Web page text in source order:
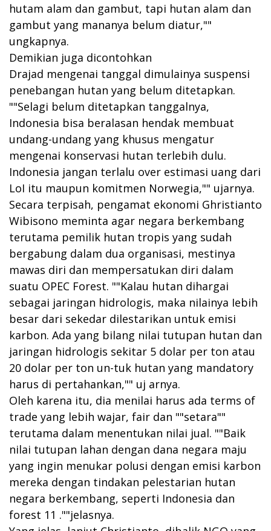
hutam alam dan gambut, tapi hutan alam dan
gambut yang mananya belum diatur,""
ungkapnya.
Demikian juga dicontohkan
Drajad mengenai tanggal dimulainya suspensi
penebangan hutan yang belum ditetapkan.
""Selagi belum ditetapkan tanggalnya,
Indonesia bisa beralasan hendak membuat
undang-undang yang khusus mengatur
mengenai konservasi hutan terlebih dulu.
Indonesia jangan terlalu over estimasi uang dari
LoI itu maupun komitmen Norwegia,"" ujarnya.
Secara terpisah, pengamat ekonomi Ghristianto
Wibisono meminta agar negara berkembang
terutama pemilik hutan tropis yang sudah
bergabung dalam dua organisasi, mestinya
mawas diri dan mempersatukan diri dalam
suatu OPEC Forest. ""Kalau hutan dihargai
sebagai jaringan hidrologis, maka nilainya Iebih
besar dari sekedar dilestarikan untuk emisi
karbon. Ada yang bilang nilai tutupan hutan dan
jaringan hidrologis sekitar 5 dolar per ton atau
20 dolar per ton un-tuk hutan yang mandatory
harus di pertahankan,"" uj arnya.
Oleh karena itu, dia menilai harus ada terms of
trade yang lebih wajar, fair dan ""setara""
terutama dalam menentukan nilai jual. ""Baik
nilai tutupan lahan dengan dana negara maju
yang ingin menukar polusi dengan emisi karbon
mereka dengan tindakan pelestarian hutan
negara berkembang, seperti Indonesia dan
forest 11 .""jelasnya.